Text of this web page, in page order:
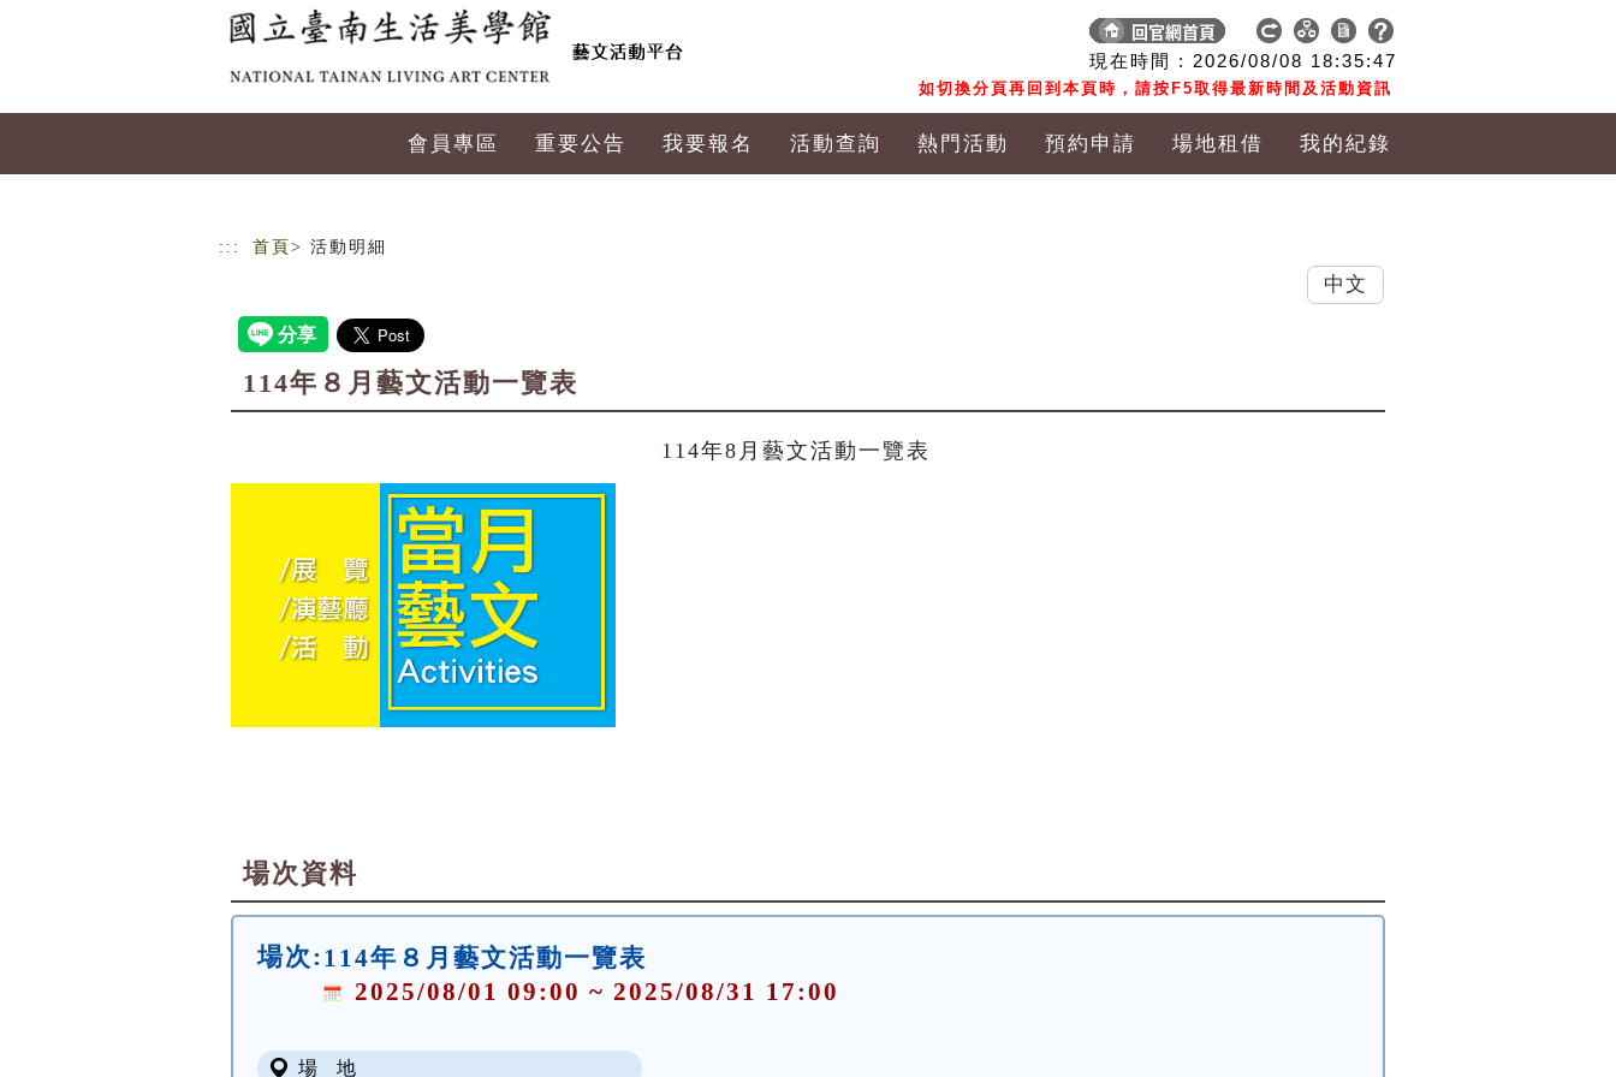
現在時間 : 2026/08/08 18:35:47
如切換分頁再回到本頁時，請按F5取得最新時間及活動資訊
會員專區 重要公告 我要報名 活動查詢 熱門活動 預約申請 場地租借 我的紀錄
::: 首頁 > 活動明細
114年８月藝文活動一覽表
114年8月藝文活動一覽表
場次資料
場次: 114年８月藝文活動一覽表
2025/08/01 09:00 ~ 2025/08/31 17:00
場 地